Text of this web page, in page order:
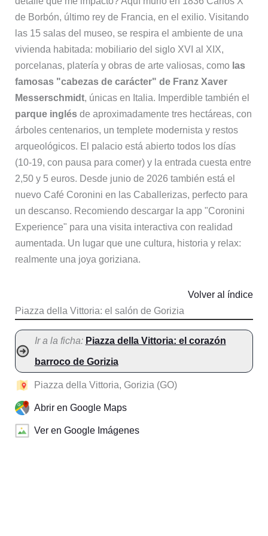
de Borbón, último rey de Francia, en el exilio. Visitando
las 15 salas del museo, se respira el ambiente de una
vivienda habitada: mobiliario del siglo XVI al XIX,
porcelanas, platería y obras de arte valiosas, como las
famosas "cabezas de carácter" de Franz Xaver
Messerschmidt, únicas en Italia. Imperdible también el
parque inglésde aproximadamente tres hectáreas, con
árboles centenarios, un templete modernista y restos
arqueológicos. El palacio está abierto todos los días
(10-19, con pausa para comer) y la entrada cuesta entre
2,50 y 5 euros. Desde junio de 2026 también está el
nuevo Café Coronini en las Caballerizas, perfecto para
un descanso. Recomiendo descargar la app "Coronini
Experience" para una visita interactiva con realidad
aumentada. Un lugar que une cultura, historia y relax:
realmente una joya goriziana.
Piazza della Vittoria: el salón de Gorizia
Volver al índice
Ir a la ficha: Piazza della Vittoria: el corazón
barroco de Gorizia
Piazza della Vittoria, Gorizia (GO)
Abrir en Google Maps
Ver en Google Imágenes